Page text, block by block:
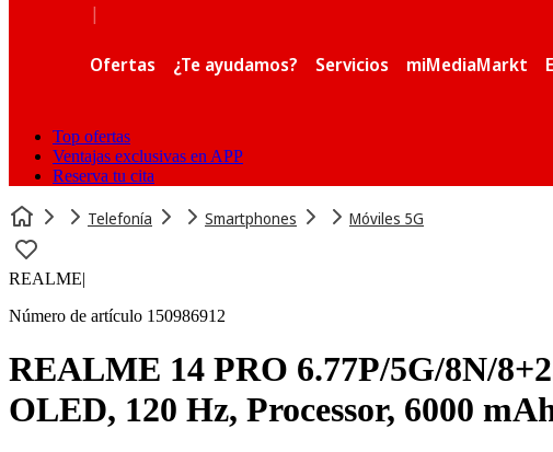
|
Ofertas ¿Te ayudamos? Servicios miMediaMarkt
Top ofertas
Ventajas exclusivas en APP
Reserva tu cita
Telefonía Smartphones Móviles 5G
REALME|
Número de artículo 150986912
REALME 14 PRO 6.77P/5G/8N/
OLED, 120 Hz, Processor, 6000